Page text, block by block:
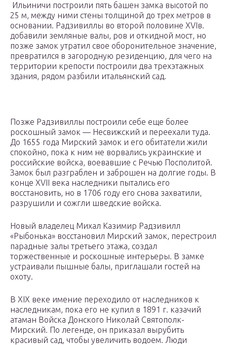
Ильиничи построили пять башен замка высотой по
25 м, между ними стены толщиной до трех метров в
основании. Радзивиллы во второй половине XVIв.
добавили земляные валы, ров и откидной мост, но
позже замок утратил свое оборонительное значение,
превратился в загородную резиденцию, для чего на
территории крепости построили два трехэтажных
здания, рядом разбили итальянский сад.
Позже Радзивиллы построили себе еще более
роскошный замок — Несвижский и переехали туда.
До 1655 года Мирский замок и его обитатели жили
спокойно, пока к ним не ворвались украинские и
российские войска, воевавшие с Речью Посполитой.
Замок был разграблен и заброшен на долгие годы. В
конце XVII века наследники пытались его
восстановить, но в 1706 году его снова захватили,
разрушили и сожгли шведские войска.
Новый владелец Михал Казимир Радзивилл
«Рыбонька» восстановил Мирский замок, перестроил
парадные залы третьего этажа, создал
торжественные и роскошные интерьеры. В замке
устраивали пышные балы, приглашали гостей на
охоту.
В XIX веке имение переходило от наследников к
наследникам, пока его не купил в 1891 г. казачий
атаман Войска Донского Николай Святополк-
Мирский. По легенде, он приказал вырубить
красивый сад, чтобы увеличить водоем. Люди